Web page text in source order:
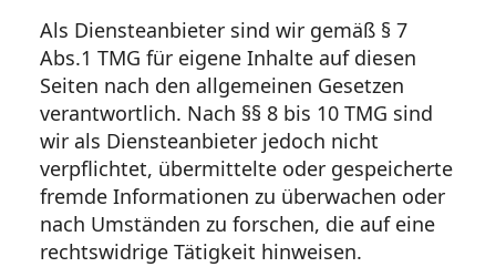
Als Diensteanbieter sind wir gemäß § 7
Abs.1 TMG für eigene Inhalte auf diesen
Seiten nach den allgemeinen Gesetzen
verantwortlich. Nach §§ 8 bis 10 TMG sind
wir als Diensteanbieter jedoch nicht
verpflichtet, übermittelte oder gespeicherte
fremde Informationen zu überwachen oder
nach Umständen zu forschen, die auf eine
rechtswidrige Tätigkeit hinweisen.